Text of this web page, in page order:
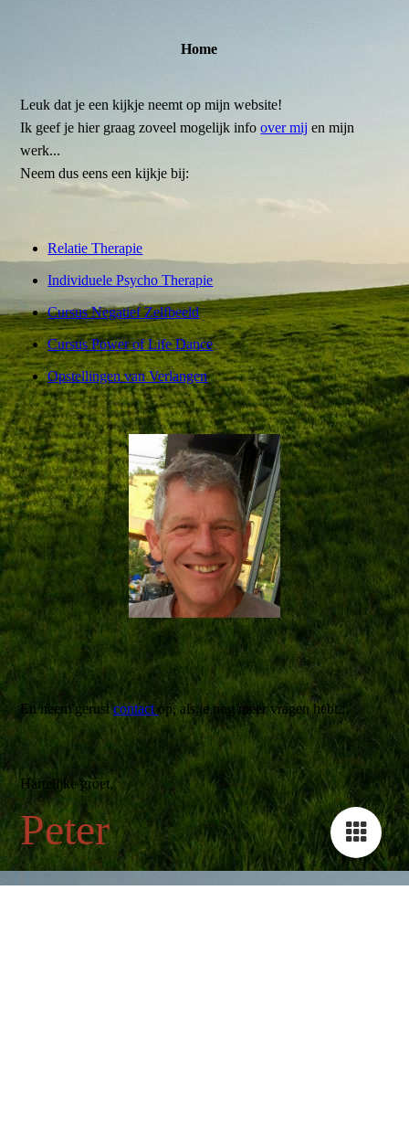
Home
Leuk dat je een kijkje neemt op mijn website!
Ik geef je hier graag zoveel mogelijk infoover mij en mijn
werk...
Neem dus eens een kijkje bij:
Relatie Therapie
Individuele Psycho Therapie
Cursus Negatief Zelfbeeld
Cursus Power of Life Dance
Opstellingen van Verlangen
En neem gerustcontactop, als je nog meer vragen hebt...
Hartelijke groet,
Peter